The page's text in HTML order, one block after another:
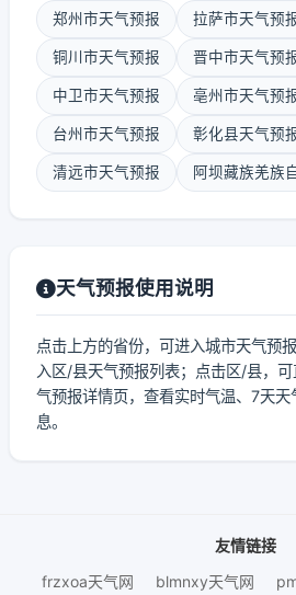
郑州市天气预报 拉萨市天气预
铜川市天气预报 晋中市天气预
中卫市天气预报 亳州市天气预
台州市天气预报 彰化县天气预
清远市天气预报 阿坝藏族羌族
天气预报使用说明
点击上方的省份，可进入城市天气预
入区/县天气预报列表；点击区/县，
气预报详情页，查看实时气温、7天
息。
友情链接
frzxoa天气网
blmnxy天气网